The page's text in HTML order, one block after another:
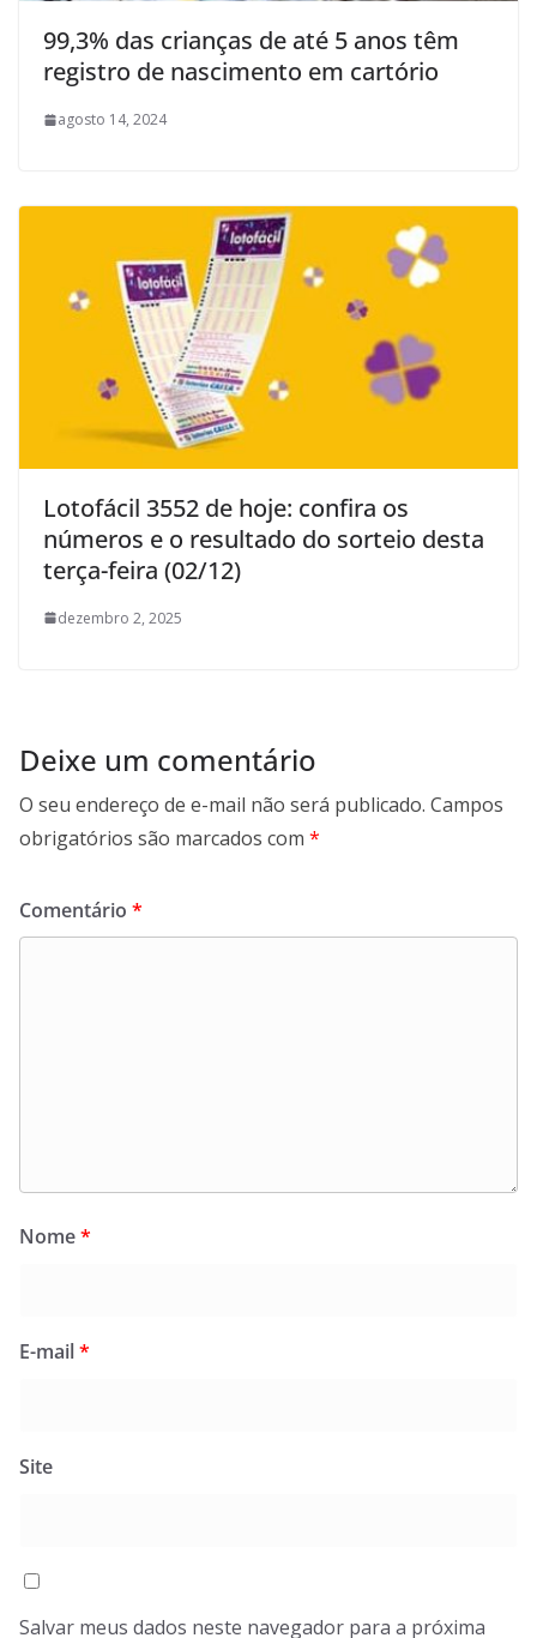
99,3% das crianças de até 5 anos têm
registro de nascimento em cartório
agosto 14, 2024
Lotofácil 3552 de hoje: confira os
números e o resultado do sorteio desta
terça-feira (02/12)
dezembro 2, 2025
Deixe um comentário
O seu endereço de e-mail não será publicado. Campos
obrigatórios são marcados com *
Comentário *
Nome*
E-mail*
Site
Salvar meus dados neste navegador para a próxima